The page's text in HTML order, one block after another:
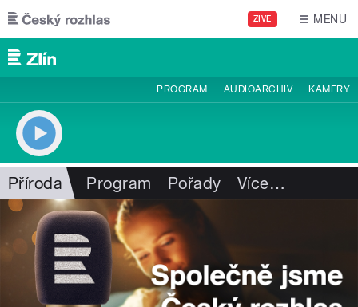
Přejít k hlavnímu obsahu
ŽIVĚ MENU
PROGRAM AUDIOARCHIV KAMERY
Příroda Program Pořady Více…